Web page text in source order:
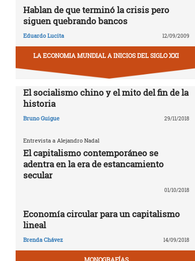
Hablan de que terminó la crisis pero
siguen quebrando bancos
Eduardo Lucita 12/09/2009
LA ECONOMIA MUNDIAL A INICIOS DEL SIGLO XXI
El socialismo chino y el mito del fin de la
historia
Bruno Guigue 29/11/2018
Entrevista a Alejandro Nadal
El capitalismo contemporáneo se
adentra en la era de estancamiento
secular
01/10/2018
Economía circular para un capitalismo
lineal
Brenda Chávez 14/09/2018